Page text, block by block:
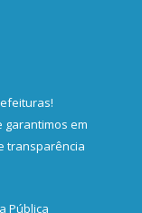
!
garantimos em
transparência
Pública